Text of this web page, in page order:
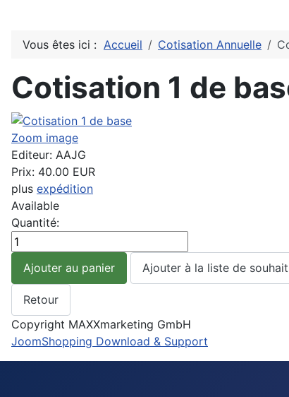
Vous êtes ici : Accueil Cotisation Annuelle
Cotisation 1 de
Zoom image
Editeur: AAJG
Prix: 40.00 EUR
plus expédition
Available
Quantité:
Copyright MAXXmarketing GmbH
JoomShopping Download & Support